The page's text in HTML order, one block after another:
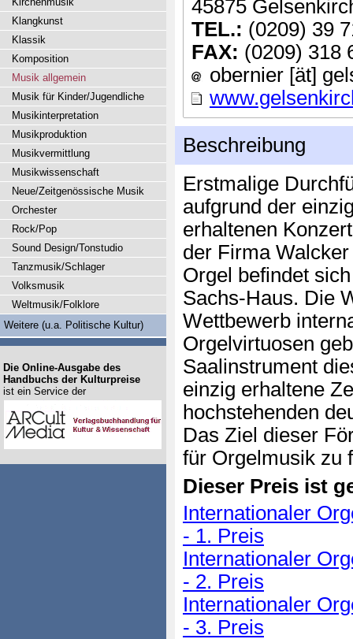
45875
TEL.: (0209) 39
FAX: (0209) 318
obernier [ät]
Beschreibung
Erstmalige
aufgrund der
erhaltenen
der Firma
Orgel befindet
Sachs-Haus. Die
Wettbewerb
Orgelvirtuosen
Saalinstrument
einzig erhaltene
hochstehenden
Das Ziel dieser
für Orgelmusik zu
Dieser Preis ist
Internationaler
- 1. Preis
Internationaler
- 2. Preis
Internationaler
- 3. Preis
Klangkunst
Klassik
Komposition
Musik allgemein
Musik für Kinder/Jugendliche
Musikinterpretation
Musikproduktion
Musikvermittlung
Musikwissenschaft
Neue/Zeitgenössische Musik
Orchester
Rock/Pop
Sound Design/Tonstudio
Tanzmusik/Schlager
Volksmusik
Weltmusik/Folklore
Weitere (u.a. Politische Kultur)
Die Online-Ausgabe des
Handbuchs der Kulturpreise
ist ein Service der